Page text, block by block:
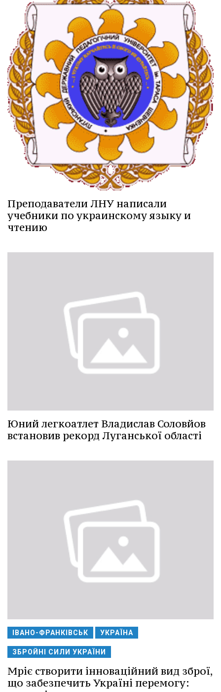
Преподаватели ЛНУ написали
учебники по украинскому языку и
чтению
Юний легкоатлет Владислав Соловйов
встановив рекорд Луганської області
ІВАНО-ФРАНКІВСЬК УКРАЇНА
ЗБРОЙНІ СИЛИ УКРАЇНИ
Мріє створити інноваційний вид зброї,
що забезпечить Україні перемогу: